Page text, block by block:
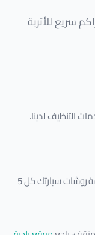
سريع للأتربة
الرياح الصحراوية في الربيع تزيد الأتربة. نظف مفروشات سيارتك كل 5